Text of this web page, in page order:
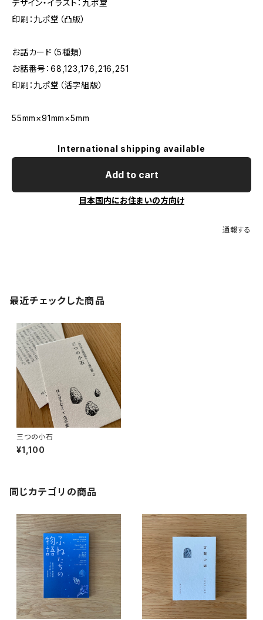
デザイン・イラスト：九ポ堂
印刷：九ポ堂（凸版）
お話カード（5種類）
お話番号：68,123,176,216,251
印刷：九ポ堂（活字組版）
55mm×91mm×5mm
International shipping available
Add to cart
日本国内にお住まいの方向け
通報する
最近チェックした商品
三つの小石
¥1,100
同じカテゴリの商品